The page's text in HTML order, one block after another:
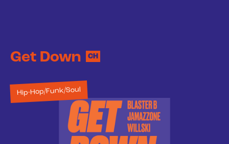
Get Down CH
Hip-Hop/Funk/Soul